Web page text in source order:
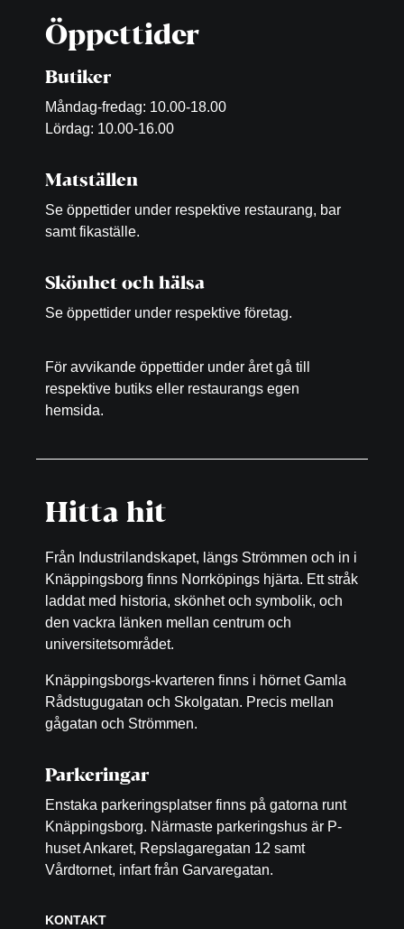
Öppettider
Butiker
Måndag-fredag: 10.00-18.00
Lördag: 10.00-16.00
Matställen
Se öppettider under respektive restaurang, bar
samt fikaställe.
Skönhet och hälsa
Se öppettider under respektive företag.
För avvikande öppettider under året gå till
respektive butiks eller restaurangs egen
hemsida.
Hitta hit
Från Industrilandskapet, längs Strömmen och in i
Knäppingsborg finns Norrköpings hjärta. Ett stråk
laddat med historia, skönhet och symbolik, och
den vackra länken mellan centrum och
universitetsområdet.
Knäppingsborgs-kvarteren finns i hörnet Gamla
Rådstugugatan och Skolgatan. Precis mellan
gågatan och Strömmen.
Parkeringar
Enstaka parkeringsplatser finns på gatorna runt
Knäppingsborg. Närmaste parkeringshus är P-
huset Ankaret, Repslagaregatan 12 samt
Vårdtornet, infart från Garvaregatan.
KONTAKT